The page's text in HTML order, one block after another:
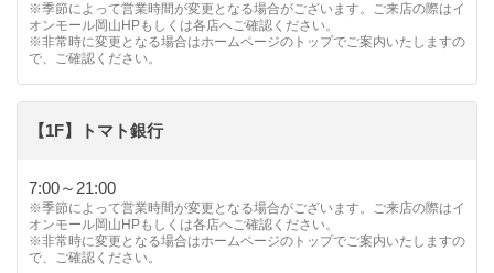
※季節によって営業時間が変更となる場合がございます。ご来店の際はイ
オンモール岡山HPもしくは各店へご確認ください。
※非常時に変更となる場合はホームページのトップでご案内いたしますの
で、ご確認ください。
【1F】トマト銀行
7:00～21:00
※季節によって営業時間が変更となる場合がございます。ご来店の際はイ
オンモール岡山HPもしくは各店へご確認ください。
※非常時に変更となる場合はホームページのトップでご案内いたしますの
で、ご確認ください。